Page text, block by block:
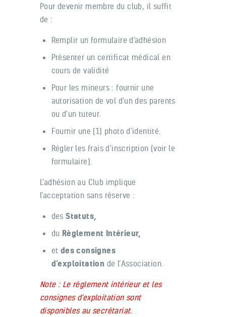
Pour devenir membre du club, il suffit
de :
Remplir un formulaire d’adhésion
Présenter un certificat médical en
cours de validité
Pour les mineurs : fournir une
autorisation de vol d’un des parents
ou d’un tuteur.
Fournir une (1) photo d’identité.
Régler les frais d’inscription (voir le
formulaire).
L’adhésion au Club implique
l’acceptation sans réserve :
desStatuts,
du Règlement Intérieur,
et des consignes
d’exploitation de l’Association.
Note : Le règlement intérieur et les
consignes d’exploitation sont
disponibles au secrétariat.